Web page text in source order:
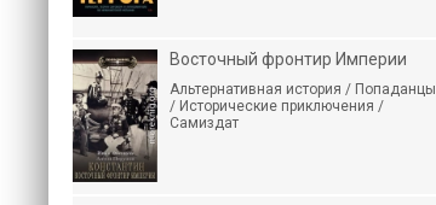
Восточный фронтир Империи
Альтернативная история / Попаданцы
/ Исторические приключения /
Самиздат